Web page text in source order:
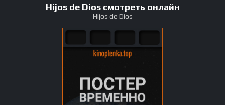
Hijos de Dios смотреть онлайн
Hijos de Dios